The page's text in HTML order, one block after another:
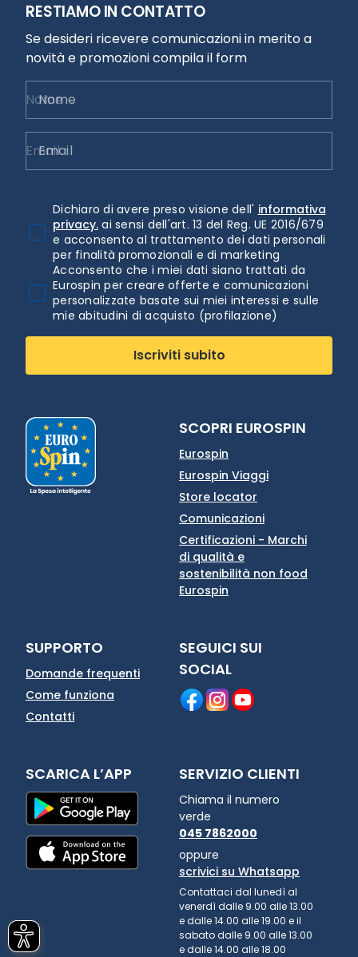
RESTIAMO IN CONTATTO
Se desideri ricevere comunicazioni in merito a
novità e promozioni compila il form
Nome
Email
Dichiaro di avere preso visione dell' informativa
privacy. ai sensi dell'art. 13 del Reg. UE 2016/679
e acconsento al trattamento dei dati personali
per finalità promozionali e di marketing
Acconsento che i miei dati siano trattati da
Eurospin per creare offerte e comunicazioni
personalizzate basate sui miei interessi e sulle
mie abitudini di acquisto (profilazione)
Iscriviti subito
SCOPRI EUROSPIN
Eurospin
Eurospin Viaggi
Store locator
Comunicazioni
Certificazioni - Marchi
di qualità e
sostenibilità non food
Eurospin
SUPPORTO
Domande frequenti
Come funziona
Contatti
SEGUICI SUI
SOCIAL
SCARICA L’APP SERVIZIO CLIENTI
Chiama il numero
verde
045 7862000
oppure
scrivici su Whatsapp
Contattaci dal lunedì al
venerdì dalle 9.00 alle 13.00
e dalle 14.00 alle 19.00 e il
sabato dalle 9.00 alle 13.00
e dalle 14.00 alle 18.00